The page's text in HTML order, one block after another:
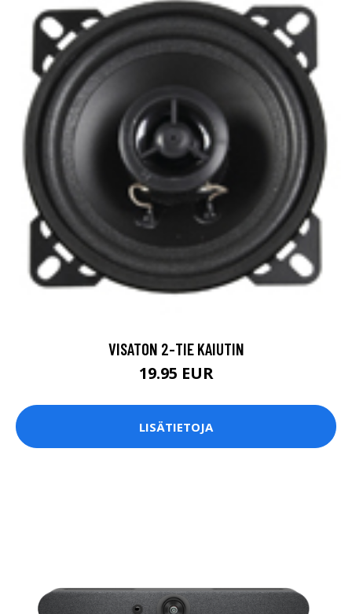
VISATON 2-TIE KAIUTIN
19.95 EUR
LISÄTIETOJA